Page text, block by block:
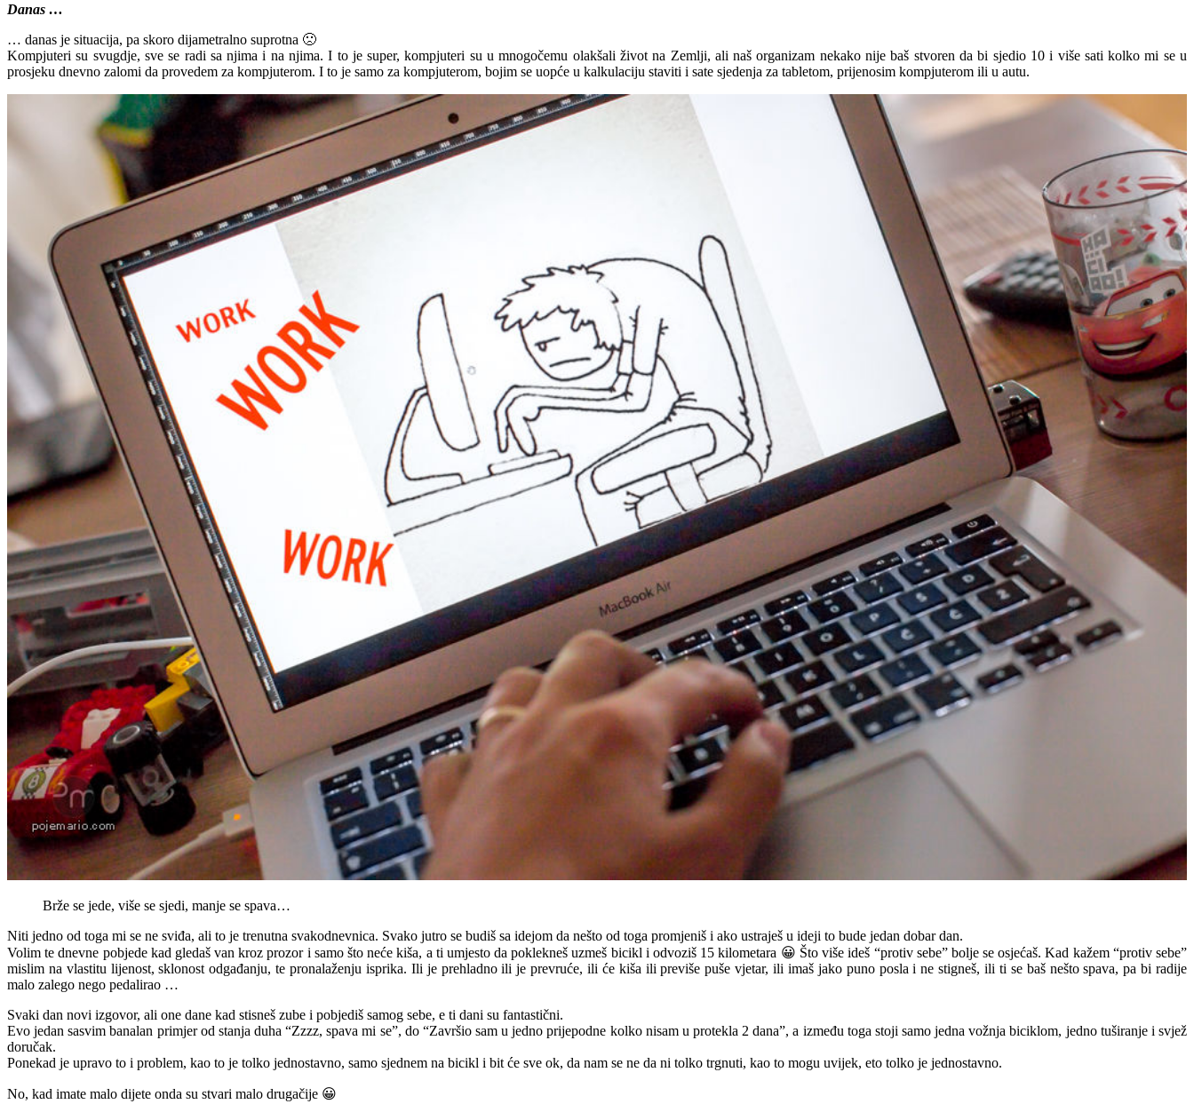
Danas …
… danas je situacija, pa skoro dijametralno suprotna 🙁
Kompjuteri su svugdje, sve se radi sa njima i na njima. I to je super, kompjuteri su u mnogočemu olakšali život na Zemlji, ali naš organizam nekako nije baš stvoren da bi sjedio 10 i više sati kolko mi se u
prosjeku dnevno zalomi da provedem za kompjuterom. I to je samo za kompjuterom, bojim se uopće u kalkulaciju staviti i sate sjedenja za tabletom, prijenosim kompjuterom ili u autu.
Brže se jede, više se sjedi, manje se spava…
Niti jedno od toga mi se ne sviđa, ali to je trenutna svakodnevnica. Svako jutro se budiš sa idejom da nešto od toga promjeniš i ako ustraješ u ideji to bude jedan dobar dan.
Volim te dnevne pobjede kad gledaš van kroz prozor i samo što neće kiša, a ti umjesto da poklekneš uzmeš bicikl i odvoziš 15 kilometara 😀 Što više ideš “protiv sebe” bolje se osjećaš. Kad kažem “protiv sebe”
mislim na vlastitu lijenost, sklonost odgađanju, te pronalaženju isprika. Ili je prehladno ili je prevruće, ili će kiša ili previše puše vjetar, ili imaš jako puno posla i ne stigneš, ili ti se baš nešto spava, pa bi radije
malo zalego nego pedalirao …
Svaki dan novi izgovor, ali one dane kad stisneš zube i pobjediš samog sebe, e ti dani su fantastični.
Evo jedan sasvim banalan primjer od stanja duha “Zzzz, spava mi se”, do “Završio sam u jedno prijepodne kolko nisam u protekla 2 dana”, a između toga stoji samo jedna vožnja biciklom, jedno tuširanje i svjež
doručak.
Ponekad je upravo to i problem, kao to je tolko jednostavno, samo sjednem na bicikl i bit će sve ok, da nam se ne da ni tolko trgnuti, kao to mogu uvijek, eto tolko je jednostavno.
No, kad imate malo dijete onda su stvari malo drugačije 😀